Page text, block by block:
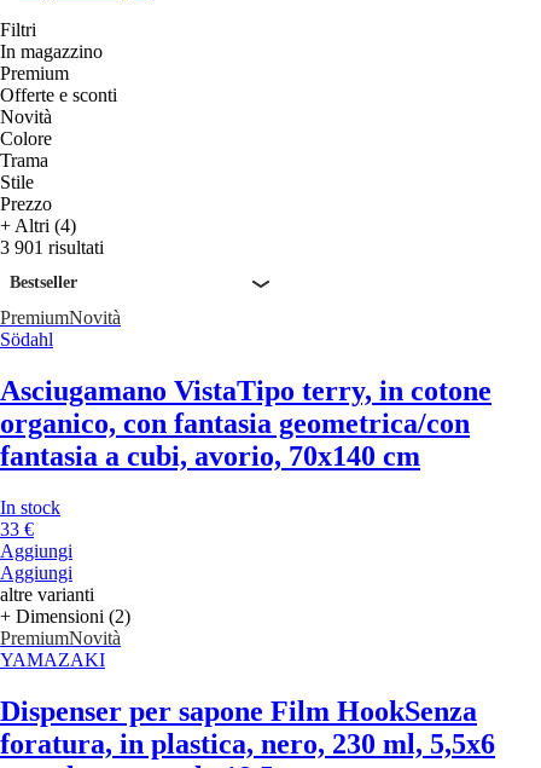
Filtri
In magazzino
Premium
Offerte e sconti
Novità
Colore
Trama
Stile
Prezzo
+ Altri (4)
3 901 risultati
Bestseller
PremiumNovità
Södahl
Asciugamano VistaTipo terry, in cotone
organico, con fantasia geometrica/con
fantasia a cubi, avorio, 70x140 cm
In stock
33 €
Aggiungi
Aggiungi
altre varianti
+ Dimensioni (2)
PremiumNovità
YAMAZAKI
Dispenser per sapone Film HookSenza
foratura, in plastica, nero, 230 ml, 5,5x6